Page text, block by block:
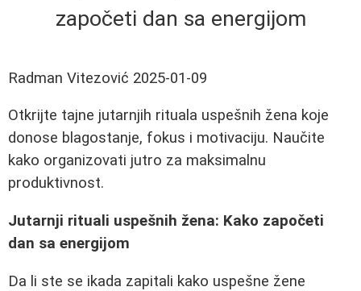
započeti dan sa energijom
Radman Vitezović 2025-01-09
Otkrijte tajne jutarnjih rituala uspešnih žena koje
donose blagostanje, fokus i motivaciju. Naučite
kako organizovati jutro za maksimalnu
produktivnost.
Jutarnji rituali uspešnih žena: Kako započeti
dan sa energijom
Da li ste se ikada zapitali kako uspešne žene